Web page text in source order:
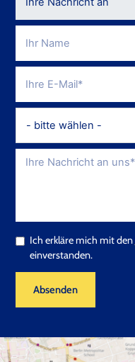
Ich erkläre mich mit den
einverstanden.
Absenden